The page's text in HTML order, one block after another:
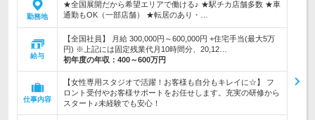
勤務地
★全国展開だから希望エリアで働ける♪ ★駅チカ店舗多数 ★車
通勤もOK（一部店舗） ★転居のあり・…
給与
【全国社員】 月給 300,000円～600,000円 +住宅手当(最大5万
円) ※上記には固定残業代月10時間分、20,12…
初年度の年収： 400～600万円
仕事内容
【女性専用スタジオで活躍！お客様も自分もキレイに☆】 フ
ロント受付やお客様サポートをお任せします。充実の研修から
スタート♪未経験でも安心！